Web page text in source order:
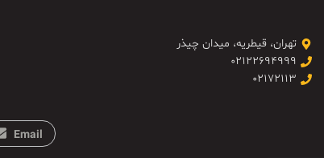
تهران، قیطریه، میدان چیذر
۰۲۱۲۲۶۹۴۹۹۹
۰۲۱۷۲۱۱۳
Email